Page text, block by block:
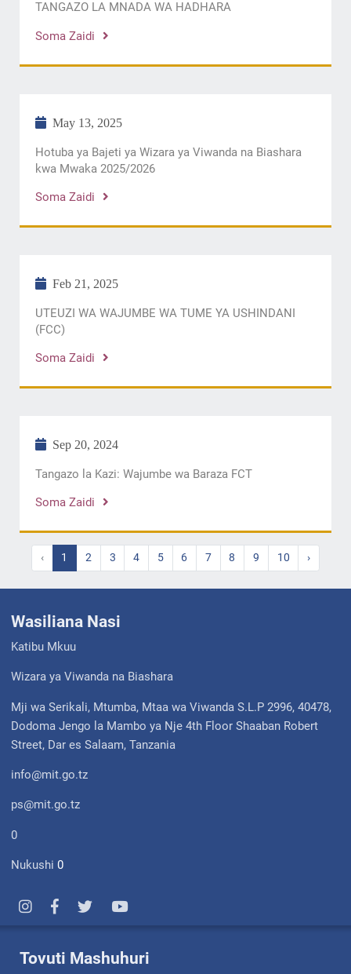
TANGAZO LA MNADA WA HADHARA
Soma Zaidi
May 13, 2025
Hotuba ya Bajeti ya Wizara ya Viwanda na Biashara
kwa Mwaka 2025/2026
Soma Zaidi
Feb 21, 2025
UTEUZI WA WAJUMBE WA TUME YA USHINDANI
(FCC)
Soma Zaidi
Sep 20, 2024
Tangazo la Kazi: Wajumbe wa Baraza FCT
Soma Zaidi
‹ 1 2 3 4 5 6 7 8 9 10 ›
Wasiliana Nasi
Katibu Mkuu
Wizara ya Viwanda na Biashara
Mji wa Serikali, Mtumba, Mtaa wa Viwanda S.L.P 2996, 40478,
Dodoma Jengo la Mambo ya Nje 4th Floor Shaaban Robert
Street, Dar es Salaam, Tanzania
info@mit.go.tz
ps@mit.go.tz
0
Nukushi0
Tovuti Mashuhuri